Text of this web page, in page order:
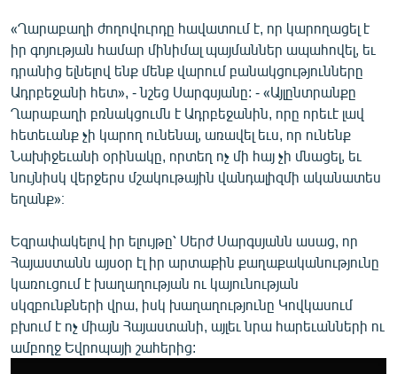
«Ղարաբաղի ժողովուրդը հավատում է, որ կարողացել է
իր գոյության համար մինիմալ պայմաններ ապահովել, եւ
դրանից ելնելով ենք մենք վարում բանակցությունները
Ադրբեջանի հետ», - նշեց Սարգսյանը: - «Այլընտրանքը
Ղարաբաղի բռնակցումն է Ադրբեջանին, որը որեւէ լավ
հետեւանք չի կարող ունենալ, առավել եւս, որ ունենք
Նախիջեւանի օրինակը, որտեղ ոչ մի հայ չի մնացել, եւ
նույնիսկ վերջերս մշակութային վանդալիզմի ականատես
եղանք»։
Եզրափակելով իր ելույթը՝ Սերժ Սարգսյանն ասաց, որ
Հայաստանն այսօր էլ իր արտաքին քաղաքականությունը
կառուցում է խաղաղության ու կայունության
սկզբունքների վրա, իսկ խաղաղությունը Կովկասում
բխում է ոչ միայն Հայաստանի, այլեւ նրա հարեւանների ու
ամբողջ Եվրոպայի շահերից: